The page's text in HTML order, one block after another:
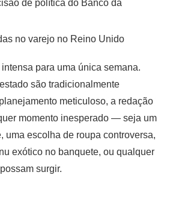
de política do Banco da
no varejo no Reino Unido
para uma única semana.
são tradicionalmente
meticuloso, a redação
momento inesperado — seja um
uma escolha de roupa controversa,
exótico no banquete, ou qualquer
surgir.